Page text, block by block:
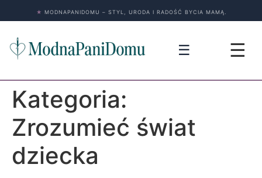
★ MODNAPANIDOMU – STYL, URODA I RADOŚĆ BYCIA MAMĄ.
☰ ☰
Kategoria:
Zrozumieć świat
dziecka